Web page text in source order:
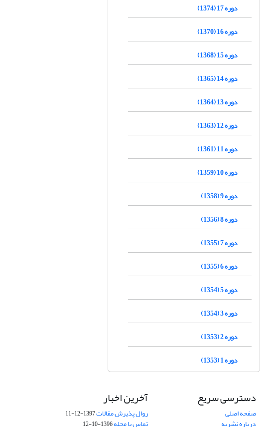
دوره 17 (1374)
دوره 16 (1370)
دوره 15 (1368)
دوره 14 (1365)
دوره 13 (1364)
دوره 12 (1363)
دوره 11 (1361)
دوره 10 (1359)
دوره 9 (1358)
دوره 8 (1356)
دوره 7 (1355)
دوره 6 (1355)
دوره 5 (1354)
دوره 3 (1354)
دوره 2 (1353)
دوره 1 (1353)
دسترسی سریع
صفحه اصلی
درباره نشریه
آخرین اخبار
روال پذیرش مقالات1397-12-11
تماس با مجله1396-10-12